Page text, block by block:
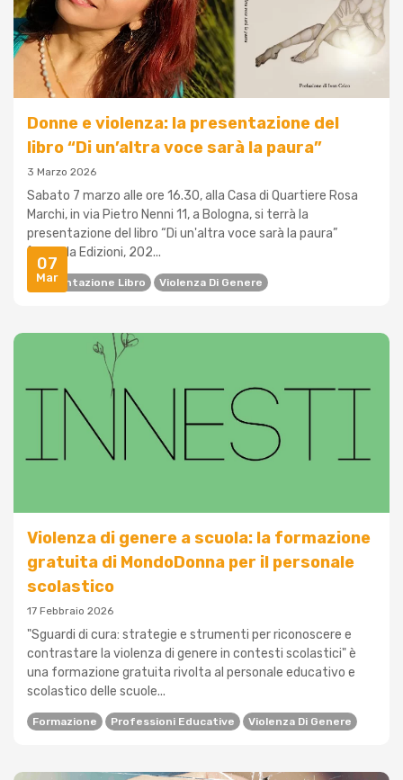
07
Mar
Donne e violenza: la presentazione del
libro “Di un’altra voce sarà la paura”
3 Marzo 2026
Sabato 7 marzo alle ore 16.30, alla Casa di Quartiere Rosa
Marchi, in via Pietro Nenni 11, a Bologna, si terrà la
presentazione del libro “Di un'altra voce sarà la paura”
(Leonida Edizioni, 202...
Presentazione Libro Violenza Di Genere
Violenza di genere a scuola: la formazione
gratuita di MondoDonna per il personale
scolastico
17 Febbraio 2026
"Sguardi di cura: strategie e strumenti per riconoscere e
contrastare la violenza di genere in contesti scolastici" è
una formazione gratuita rivolta al personale educativo e
scolastico delle scuole...
Formazione Professioni Educative Violenza Di Genere